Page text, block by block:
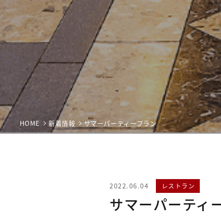
HOME 新着情報 サマーパーティープラン
2022.06.04 レストラン
サマーパーティ